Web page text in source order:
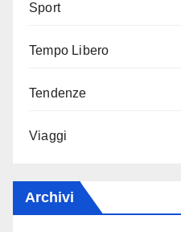
Sport
Tempo Libero
Tendenze
Viaggi
Archivi